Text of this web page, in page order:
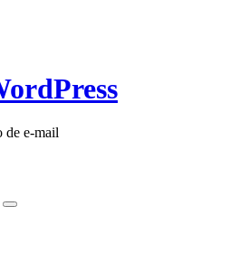
de e-mail